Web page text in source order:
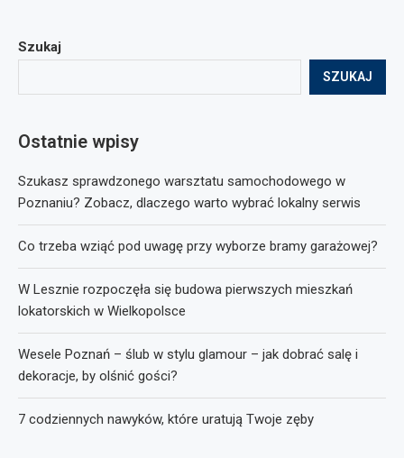
Szukaj
SZUKAJ
Ostatnie wpisy
Szukasz sprawdzonego warsztatu samochodowego w
Poznaniu? Zobacz, dlaczego warto wybrać lokalny serwis
Co trzeba wziąć pod uwagę przy wyborze bramy garażowej?
W Lesznie rozpoczęła się budowa pierwszych mieszkań
lokatorskich w Wielkopolsce
Wesele Poznań – ślub w stylu glamour – jak dobrać salę i
dekoracje, by olśnić gości?
7 codziennych nawyków, które uratują Twoje zęby